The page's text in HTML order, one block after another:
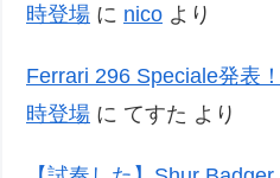
時登場 に nico より
Ferrari 296 Speciale発表
時登場 に てすた より